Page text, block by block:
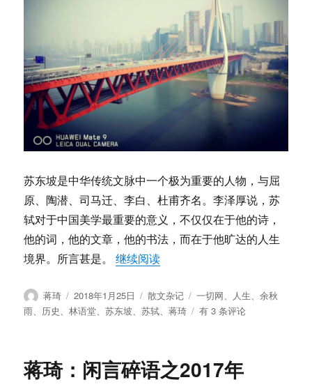
成
败
得
失
的
必
然
苏东坡是中华传统文脉中一个极为重要的人物，与屈
原、陶潜、司马迁、李白、杜甫齐名。李泽厚说，苏
轼对于中国美学最重要的意义，不仅仅在于他的诗，
他的词，他的文章，他的书法，而在于他旷达的人生
境界。所言甚是。继续阅读“蒋琦：无常之人生与旷达之东
作
者
蒋琦
发
布
2018年1月25日
分
类
散文杂记
标
签
一切网 人生 、余秋
雨
历史 、林语堂 、苏东坡 、苏轼 、蒋琦
蒋
之
有 3 条评论
蒋琦：闲言碎语之2017年